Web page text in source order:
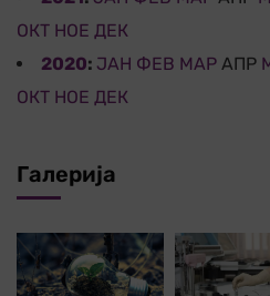
ОКТ НОЕ ДЕК
2020: ЈАН ФЕВ МАР АПР
ОКТ НОЕ ДЕК
Галерија